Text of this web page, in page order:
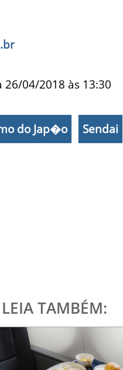
26/04/2018 às 13:30
do Jap�o Sendai
LEIA TAMBÉM: